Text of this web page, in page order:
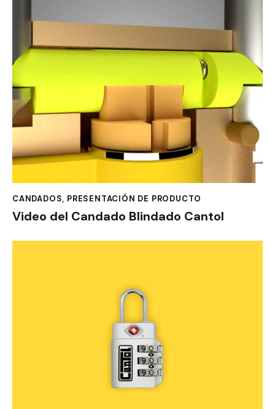
CANDADOS, PRESENTACIÓN DE PRODUCTO
Video del Candado Blindado Cantol